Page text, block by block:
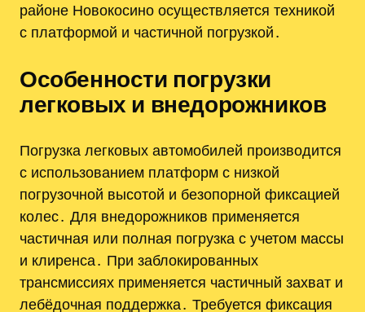
районе Новокосино осуществляется техникой
с платформой и частичной погрузкой․
Особенности погрузки
легковых и внедорожников
Погрузка легковых автомобилей производится
с использованием платформ с низкой
погрузочной высотой и безопорной фиксацией
колес․ Для внедорожников применяется
частичная или полная погрузка с учетом массы
и клиренса․ При заблокированных
трансмиссиях применяется частичный захват и
лебёдочная поддержка․ Требуется фиксация